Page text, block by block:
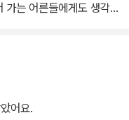
가는 어른들에게도 생각할
들에게 말하고 있다.
어요.